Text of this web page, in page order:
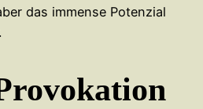
das immense Potenzial